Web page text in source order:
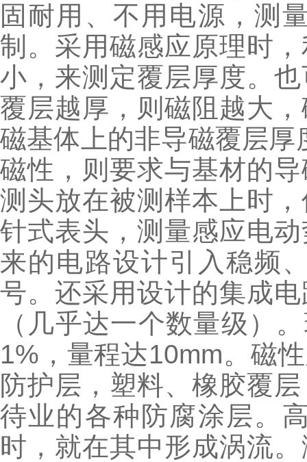
固耐用、不用电源，测
制。 采用磁感应原理时
小，来测定覆层厚度。
覆层越厚，则磁阻越大
磁基体上的非导磁覆层
磁性，则要求与基材的
测头放在被测样本上时
针式表头，测量感应电
来的电路设计引入稳频
号。还采用设计的集成
（几乎达一个数量级）
1%，量程达10mm。 磁
防护层，塑料、橡胶覆
待业的各种防腐涂层。
时，就在其中形成涡流